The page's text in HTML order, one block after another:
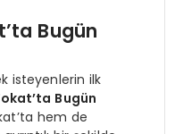
Bugün
isteyenlerin ilk
Bugün
hem de